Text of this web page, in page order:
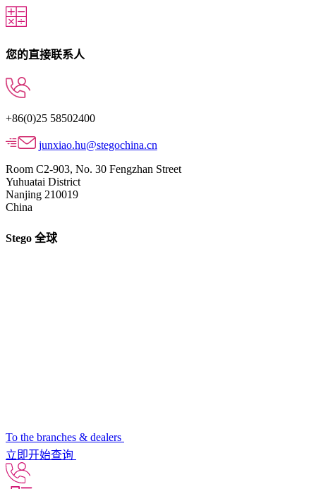
您的直接联系人
+86(0)25 58502400
junxiao.hu@stegochina.cn
Room C2-903, No. 30 Fengzhan Street
Yuhuatai District
Nanjing 210019
China
Stego 全球
To the branches & dealers
立即开始查询